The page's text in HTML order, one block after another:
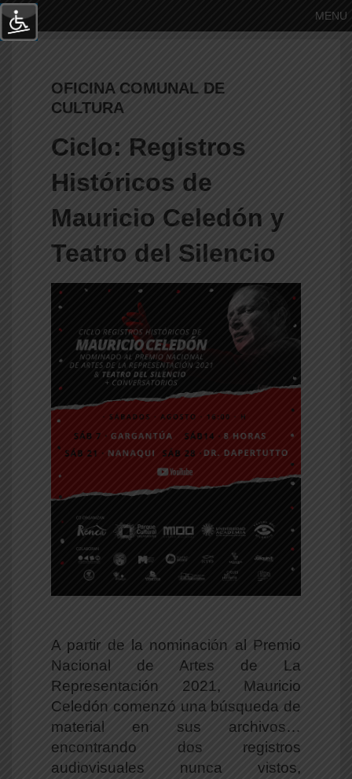
MENU
OFICINA COMUNAL DE
CULTURA
Ciclo: Registros
Históricos de
Mauricio Celedón y
Teatro del Silencio
A partir de la nominación al Premio
Nacional de Artes de La
Representación 2021, Mauricio
Celedón comenzó una búsqueda de
material en sus archivos…
encontrando dos registros
audiovisuales nunca vistos,